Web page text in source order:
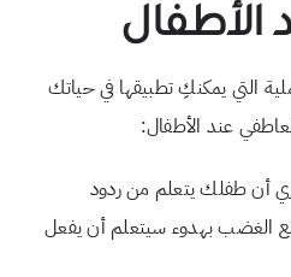
الأطفال
التي يمكنكِ تطبيقها في حياتك
عند الأطفال:
أن طفلك يتعلم من ردود
الغضب بهدوء سيتعلم أن يفعل